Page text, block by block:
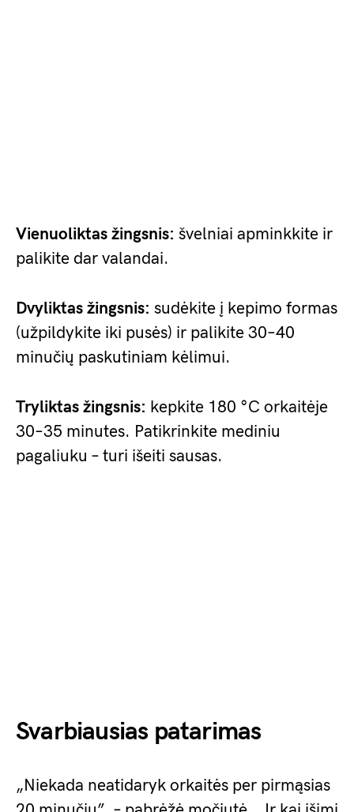
Vienuoliktas žingsnis: švelniai apminkkite ir
palikite dar valandai.
Dvyliktas žingsnis: sudėkite į kepimo formas
(užpildykite iki pusės) ir palikite 30–40
minučių paskutiniam kėlimui.
Tryliktas žingsnis: kepkite 180 °C orkaitėje
30–35 minutes. Patikrinkite mediniu
pagaliuku – turi išeiti sausas.
Svarbiausias patarimas
„Niekada neatidaryk orkaitės per pirmąsias